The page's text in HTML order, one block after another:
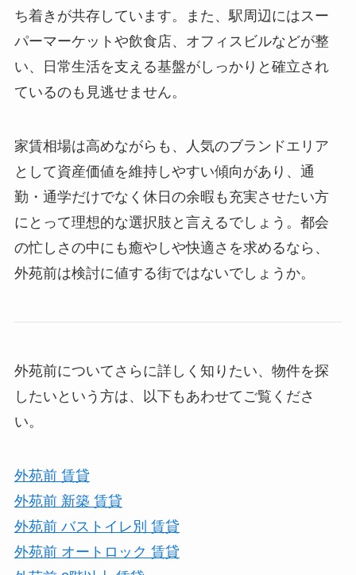
ち着きが共存しています。また、駅周辺にはスー
パーマーケットや飲食店、オフィスビルなどが整
い、日常生活を支える基盤がしっかりと確立され
ているのも見逃せません。
家賃相場は高めながらも、人気のブランドエリア
として資産価値を維持しやすい傾向があり、通
勤・通学だけでなく休日の余暇も充実させたい方
にとって理想的な選択肢と言えるでしょう。都会
の忙しさの中にも癒やしや快適さを求めるなら、
外苑前は検討に値する街ではないでしょうか。
外苑前についてさらに詳しく知りたい、物件を探
したいという方は、以下もあわせてご覧くださ
い。
外苑前 賃貸
外苑前 新築 賃貸
外苑前 バストイレ別 賃貸
外苑前 オートロック 賃貸